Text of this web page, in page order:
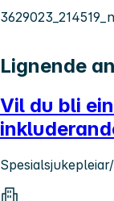
Lignende
Vil du bli